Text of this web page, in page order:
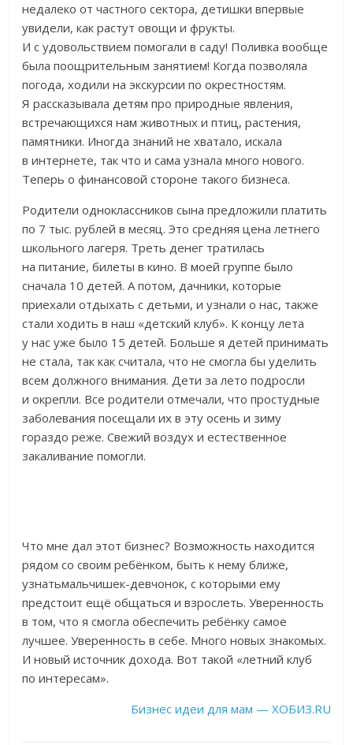
недалеко от частного сектора, детишки впервые
увидели, как растут овощи и фрукты.
И с удовольствием помогали в саду! Поливка вообще
была поощрительным занятием! Когда позволяла
погода, ходили на экскурсии по окрестностям.
Я рассказывала детям про природные явления,
встречающихся нам животных и птиц, растения,
памятники. Иногда знаний не хватало, искала
в интернете, так что и сама узнала много нового.
Теперь о финансовой стороне такого бизнеса.
Родители одноклассников сына предложили платить
по 7 тыс. рублей в месяц. Это средняя цена летнего
школьного лагеря. Треть денег тратилась
на питание, билеты в кино. В моей группе было
сначала 10 детей. А потом, дачники, которые
приехали отдыхать с детьми, и узнали о нас, также
стали ходить в наш «детский клуб». К концу лета
у нас уже было 15 детей. Больше я детей принимать
не стала, так как считала, что не смогла бы уделить
всем должного внимания. Дети за лето подросли
и окрепли. Все родители отмечали, что простудные
заболевания посещали их в эту осень и зиму
гораздо реже. Свежий воздух и естественное
закаливание помогли.
Что мне дал этот бизнес? Возможность находится
рядом со своим ребёнком, быть к нему ближе,
узнатьмальчишек-девчонок, с которыми ему
предстоит ещё общаться и взрослеть. Уверенность
в том, что я смогла обеспечить ребёнку самое
лучшее. Уверенность в себе. Много новых знакомых.
И новый источник дохода. Вот такой «летний клуб
по интересам».
Бизнес идеи для мам — ХОБИЗ.RU